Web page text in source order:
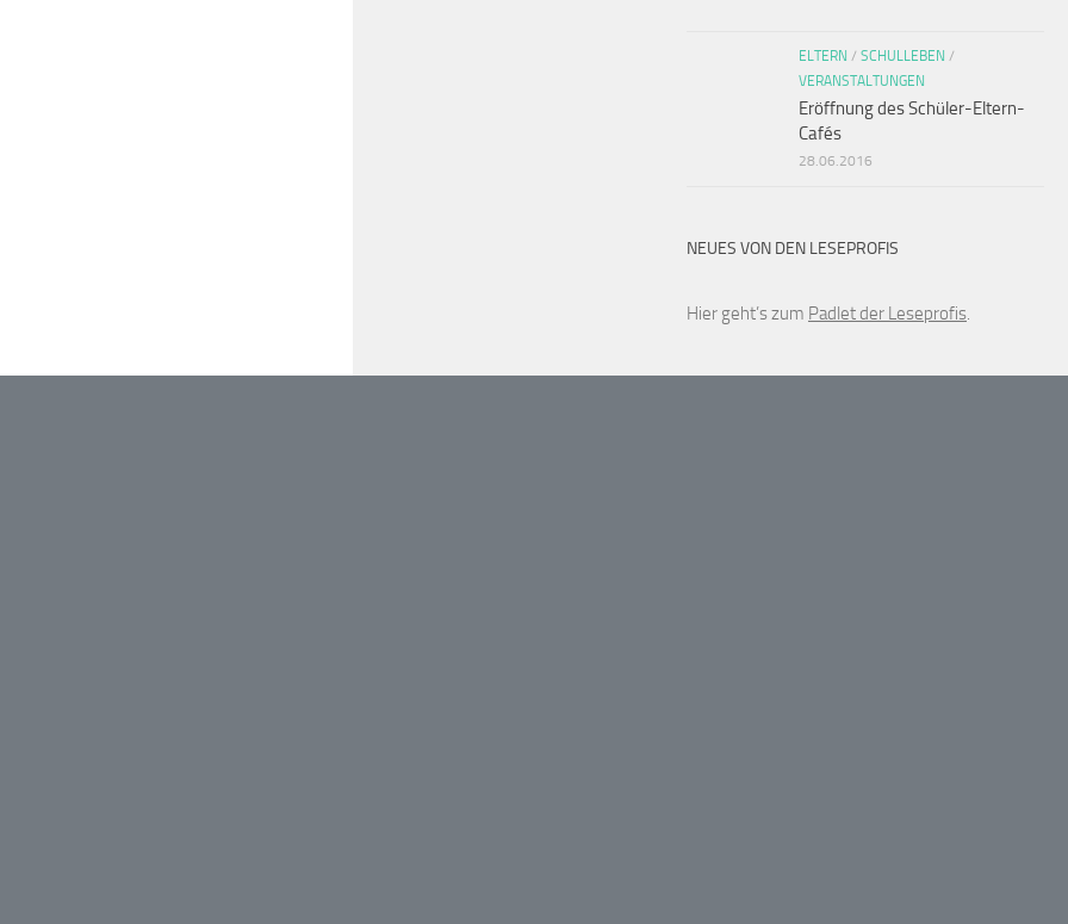
ELTERN / SCHULLEBEN /
VERANSTALTUNGEN
Eröffnung des Schüler-Eltern-
Cafés
28.06.2016
NEUES VON DEN LESEPROFIS
Hier geht’s zum Padlet der Leseprofis.